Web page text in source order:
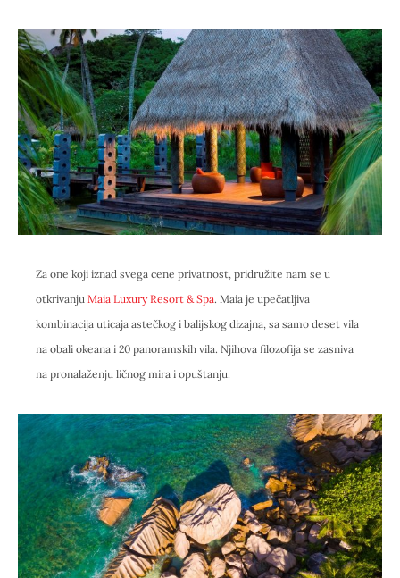
Za one koji iznad svega cene privatnost, pridružite nam se u
otkrivanju Maia Luxury Resort & Spa. Maia je upečatljiva
kombinacija uticaja astečkog i balijskog dizajna, sa samo deset vila
na obali okeana i 20 panoramskih vila. Njihova filozofija se zasniva
na pronalaženju ličnog mira i opuštanju.